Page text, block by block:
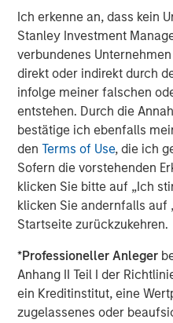
Ich erkenne an, dass kein
Stanley Investment
verbundenes
direkt oder indirekt durch
infolge meiner falschen
entstehen. Durch die
bestätige ich ebenfalls
denTerms of Use, die ich
Sofern die vorstehenden
klicken Sie bitte auf „Ich
klicken Sie andernfalls auf
Startseite zurückzukehren.
*Professioneller Anleger
Anhang II Teil I der
ein Kreditinstitut, eine
zugelassenes oder
Humanoid robots sit at
hardware, AI,
customer integration.
depend more on
learning. Jerry Pang and
China’s humanoid robots
from televised
commercial roles.
05-AUG-2026
Important Information:
Diversification does not